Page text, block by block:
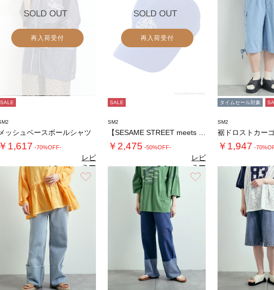
る
SOLD OUT
再入荷受付
SALE
メッシュベースボールシャツ
￥1,617 -70%OFF-
4.2（5）
レビ
ュー
を見
る
SOLD OUT
再入荷受付
SALE
SM2
￥2,475 -50%OFF-
5.0（1）
レビ
ュー
を見
る
タイムセール対象
SM2
￥1,947 -